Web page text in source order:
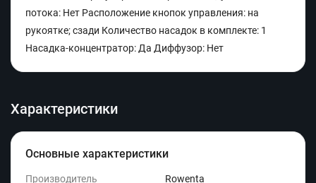
потока: Нет Расположение кнопок управления: на
рукоятке; сзади Количество насадок в комплекте: 1
Насадка-концентратор: Да Диффузор: Нет
Характеристики
Основные характеристики
Производитель Rowenta